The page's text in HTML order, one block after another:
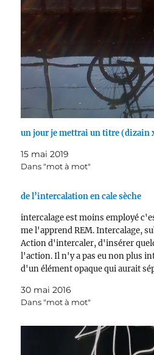
un jour je mettrai un titre (dizain
15 mai 2019
Dans "mot à mot"
de l’intercalation en cale sèche
intercalage est moins employé
me l'apprend REM. Intercalage,
Action d'intercaler, d'insérer
l'action. Il n'y a pas eu non plus
d'un élément opaque qui aurait
30 mai 2016
Dans "mot à mot"